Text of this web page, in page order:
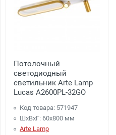
Потолочный
светодиодный
светильник Arte Lamp
Lucas A2600PL-32GO
Код товара: 571947
ШхВхГ: 60x800 мм
Arte Lamp